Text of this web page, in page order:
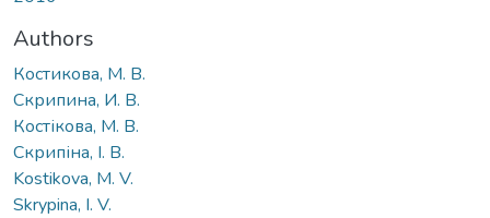
Authors
Костикова, М. В.
Скрипина, И. В.
Костікова, М. В.
Скрипіна, І. В.
Kostikova, М. V.
Skrypina, I. V.